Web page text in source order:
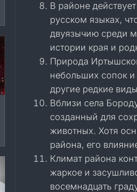
В районе
русском языках,
двуязычию среди
истории края и
Природа
небольших сопок
другие редкие
Вблизи села
созданный для
животных. Хотя
района, его
Климат района
жаркое и
восемнадцать